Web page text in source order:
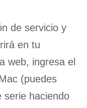
de servicio y
en tu
web, ingresa el
(puedes
serie haciendo